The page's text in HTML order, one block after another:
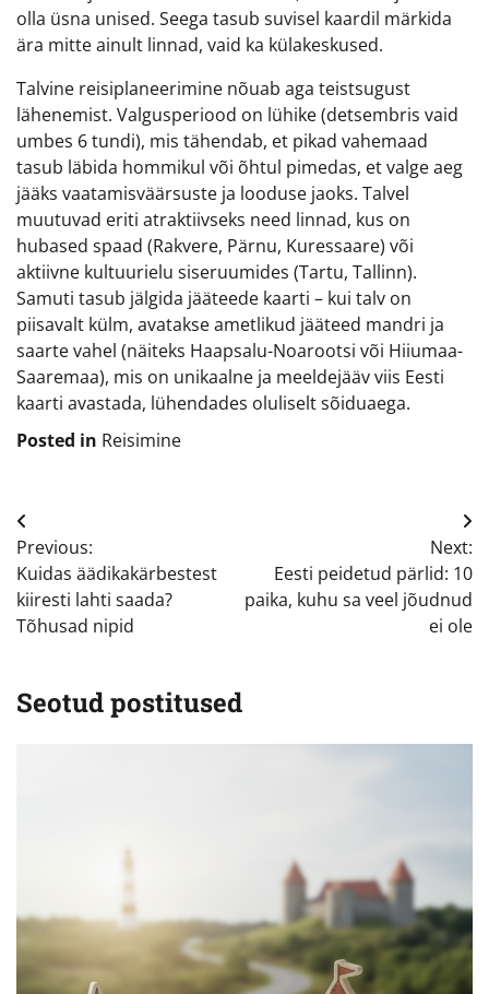
olla üsna unised. Seega tasub suvisel kaardil märkida
ära mitte ainult linnad, vaid ka külakeskused.
Talvine reisiplaneerimine nõuab aga teistsugust
lähenemist. Valgusperiood on lühike (detsembris vaid
umbes 6 tundi), mis tähendab, et pikad vahemaad
tasub läbida hommikul või õhtul pimedas, et valge aeg
jääks vaatamisväärsuste ja looduse jaoks. Talvel
muutuvad eriti atraktiivseks need linnad, kus on
hubased spaad (Rakvere, Pärnu, Kuressaare) või
aktiivne kultuurielu siseruumides (Tartu, Tallinn).
Samuti tasub jälgida jääteede kaarti – kui talv on
piisavalt külm, avatakse ametlikud jääteed mandri ja
saarte vahel (näiteks Haapsalu-Noarootsi või Hiiumaa-
Saaremaa), mis on unikaalne ja meeldejääv viis Eesti
kaarti avastada, lühendades oluliselt sõiduaega.
Posted in Reisimine
Navigeerimine
Previous:
Kuidas äädikakärbestest
kiiresti lahti saada?
Tõhusad nipid
Next:
Eesti peidetud pärlid: 10
paika, kuhu sa veel jõudnud
ei ole
Seotud postitused